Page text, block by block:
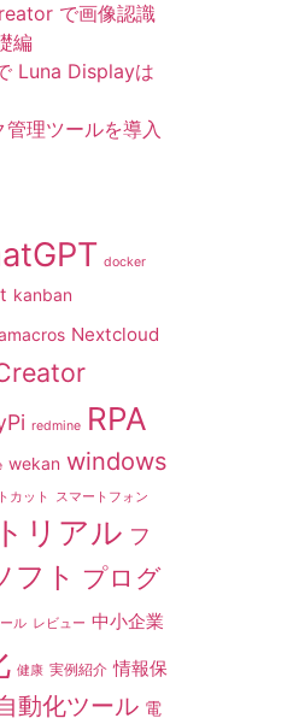
で画像認識
編
Luna Displayは
理ツールを導入
docker
kanban
Nextcloud
redmine RPA
wekan windows
カット スマートフォン
リアル フ
フト プログ
ル レビュー 中小企業
健康 実例紹介 情報保
動化ツール 電